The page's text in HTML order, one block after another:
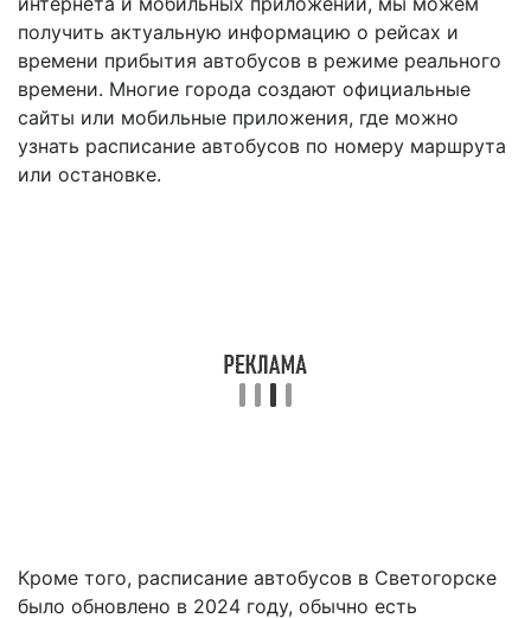
получить актуальную информацию о рейсах и
времени прибытия автобусов в режиме реального
времени. Многие города создают официальные
сайты или мобильные приложения, где можно
узнать расписание автобусов по номеру маршрута
или остановке.
Кроме того, расписание автобусов в Светогорске
было обновлено в 2024 году, обычно есть